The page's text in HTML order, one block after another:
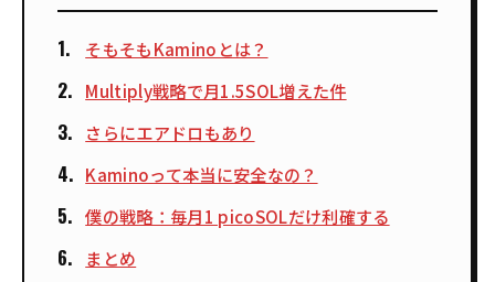
そもそもKaminoとは？
Multiply戦略で月1.5SOL増えた件
さらにエアドロもあり
Kaminoって本当に安全なの？
僕の戦略：毎月1 picoSOLだけ利確する
まとめ